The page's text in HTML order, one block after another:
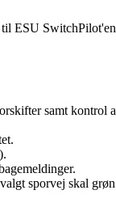
til ESU
samt
sporvej skal